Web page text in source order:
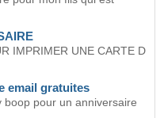
IMPRIMER UNE CARTE D
email gratuites
boop pour un anniversaire